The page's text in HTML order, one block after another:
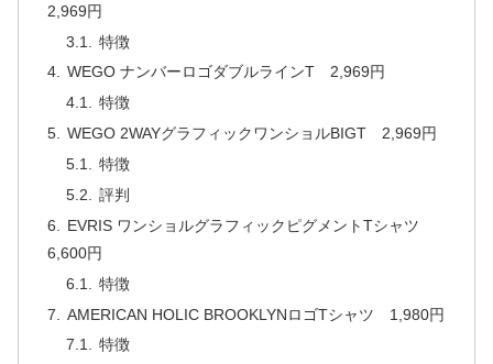
2,969円
特徴
WEGO ナンバーロゴダブルラインT 2,969円
特徴
WEGO 2WAYグラフィックワンショルBIGT 2,969円
特徴
評判
EVRIS ワンショルグラフィックピグメントTシャツ
6,600円
特徴
AMERICAN HOLIC BROOKLYNロゴTシャツ 1,980円
特徴